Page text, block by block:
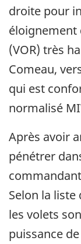
droite pour
(VOR) très
Comeau,
qui est
normalisé
Après avoir
pénétrer
Selon la
les volets
puissance